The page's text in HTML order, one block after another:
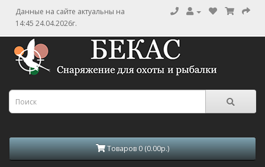
Данные на сайте актуальны на
14:45 24.04.2026г.
Товаров 0 (0.00р.)